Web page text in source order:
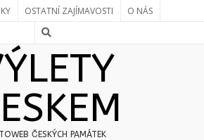
OSTATNÍ ZAJÍMAVOSTI O NÁS
ČESKÝCH PAMÁTEK